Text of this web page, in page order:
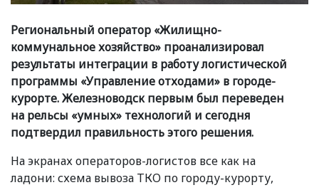
Региональный оператор «Жилищно-
коммунальное хозяйство» проанализировал
результаты интеграции в работу логистической
программы «Управление отходами» в городе-
курорте. Железноводск первым был переведен
на рельсы «умных» технологий и сегодня
подтвердил правильность этого решения.
На экранах операторов-логистов все как на
ладони: схема вывоза ТКО по городу-курорту,